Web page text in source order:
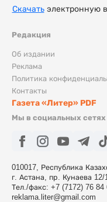
Редакция
Об издании
Реклама
Политика
Контакты
Газета «Литер» PDF
Мы в социальных сетях
010017, Республика
г. Астана, пр. Кунаева 12/
Тел./факс: +7 (7172) 76 84
reklama.liter@gmail.com
Скачатьэлектронную